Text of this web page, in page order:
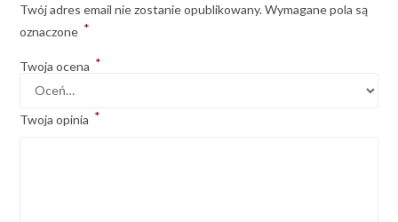
Twój adres email nie zostanie opublikowany. Wymagane pola są
oznaczone *
Twoja ocena *
Twoja opinia *